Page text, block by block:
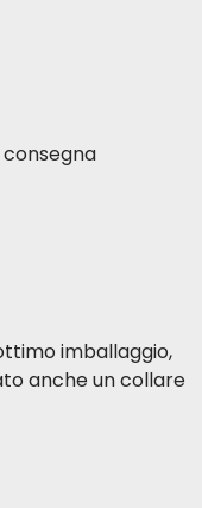
imballaggio,
anche un collare